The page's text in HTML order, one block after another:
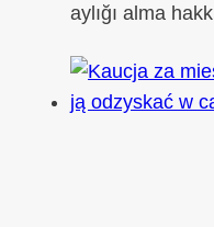
aylığı alma